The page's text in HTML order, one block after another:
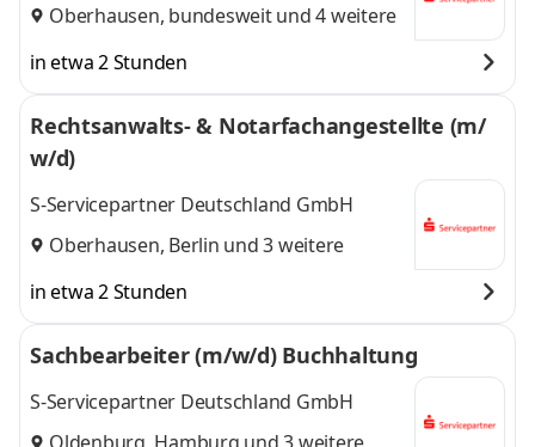
Oberhausen, bundesweitund 4 weitere
in etwa 2 Stunden
Rechtsanwalts- & Notarfachangestellte (m/
w/d)
S-Servicepartner Deutschland GmbH
Oberhausen, Berlin und 3 weitere
in etwa 2 Stunden
Sachbearbeiter (m/w/d) Buchhaltung
S-Servicepartner Deutschland GmbH